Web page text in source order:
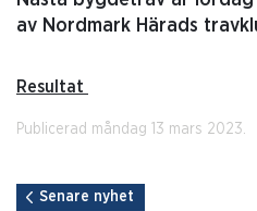
av Nordmark Härads
Resultat
Publicerad måndag 13 mars 2023.
Senare nyhet